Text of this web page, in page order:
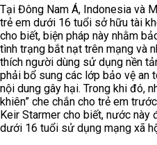
Tại Đông Nam Á, Indonesia và
trẻ em dưới 16 tuổi sở hữu tài
cho biết, biện pháp này nhằm
tình trạng bắt nạt trên mạng và
thích người dùng sử dụng nền
phải bổ sung các lớp bảo vệ an
nội dung gây hại. Trong khi đó,
khiên” che chắn cho trẻ em
Keir Starmer cho biết, nước này
dưới 16 tuổi sử dụng mạng xã